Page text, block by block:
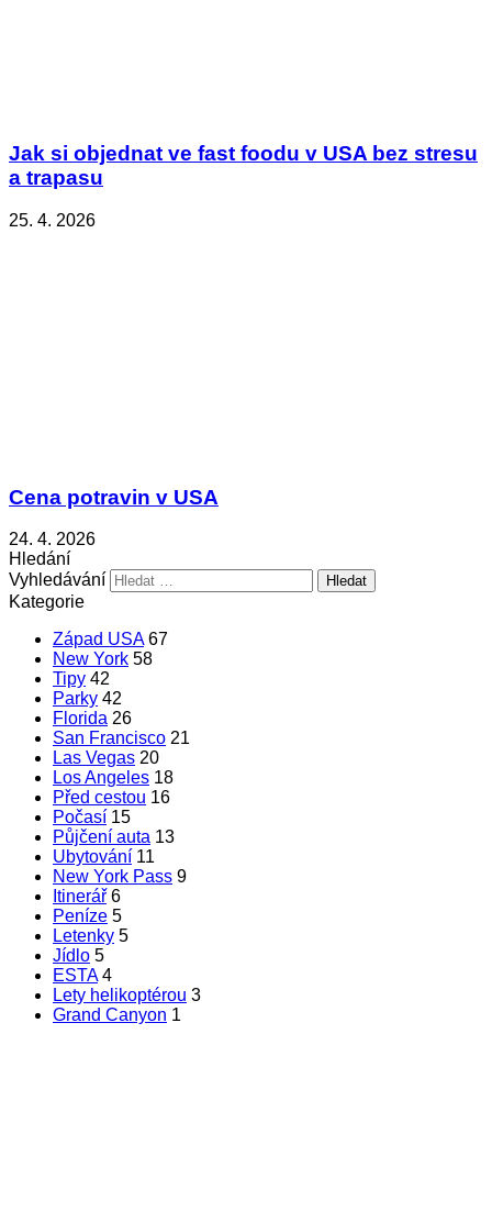
Jak si objednat ve fast foodu v USA bez stresu
a trapasu
25. 4. 2026
Cena potravin v USA
24. 4. 2026
Hledání
Vyhledávání
Kategorie
Západ USA 67
New York 58
Tipy 42
Parky 42
Florida 26
San Francisco 21
Las Vegas 20
Los Angeles 18
Před cestou 16
Počasí 15
Půjčení auta 13
Ubytování 11
New York Pass 9
Itinerář 6
Peníze 5
Letenky 5
Jídlo 5
ESTA 4
Lety helikoptérou 3
Grand Canyon 1